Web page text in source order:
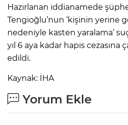
Hazırlanan iddianamede
Tengioğlu’nun ‘kişinin yerine
nedeniyle kasten yaralama’
yıl 6 aya kadar hapis cezasına
edildi.
Kaynak: İHA
Yorum Ekle